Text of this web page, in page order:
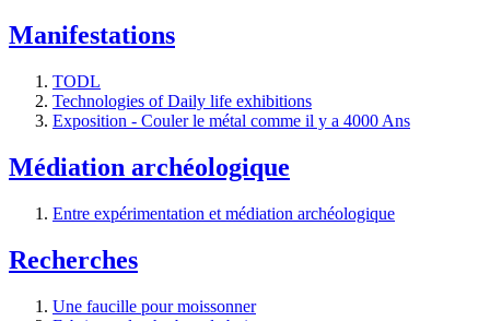
Manifestations
TODL
Technologies of Daily life exhibitions
Exposition - Couler le métal comme il y a 4000 Ans
Médiation archéologique
Entre expérimentation et médiation archéologique
Recherches
Une faucille pour moissonner